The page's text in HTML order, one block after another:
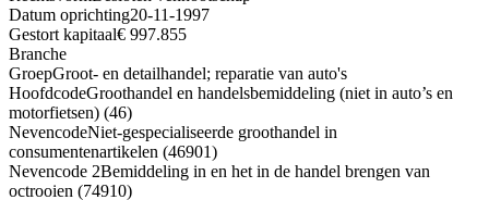
Datum oprichting20-11-1997
Gestort kapitaal€ 997.855
Branche
GroepGroot- en detailhandel; reparatie van auto's
HoofdcodeGroothandel en handelsbemiddeling (niet in auto’s en
motorfietsen) (46)
NevencodeNiet-gespecialiseerde groothandel in
consumentenartikelen (46901)
Nevencode 2Bemiddeling in en het in de handel brengen van
octrooien (74910)